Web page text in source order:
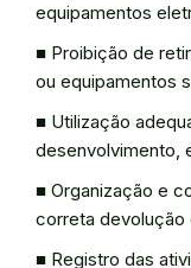
equipamentos
■ Proibição de
ou equipamentos
■ Utilização
desenvolvimento,
■ Organização e
correta devolução
■ Registro das